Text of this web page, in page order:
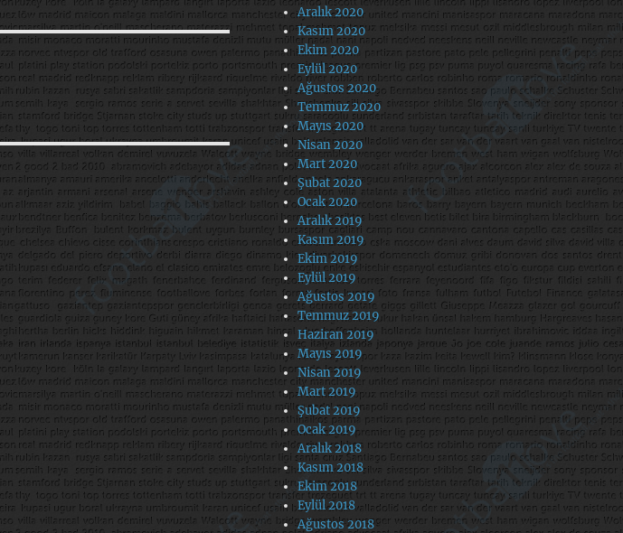
Aralık 2020
Kasım 2020
Ekim 2020
Eylül 2020
Ağustos 2020
Temmuz 2020
Mayıs 2020
Nisan 2020
Mart 2020
Şubat 2020
Ocak 2020
Aralık 2019
Kasım 2019
Ekim 2019
Eylül 2019
Ağustos 2019
Temmuz 2019
Haziran 2019
Mayıs 2019
Nisan 2019
Mart 2019
Şubat 2019
Ocak 2019
Aralık 2018
Kasım 2018
Ekim 2018
Eylül 2018
Ağustos 2018